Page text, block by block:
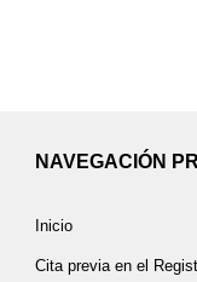
NAVEGACIÓN
Inicio
Cita previa en el